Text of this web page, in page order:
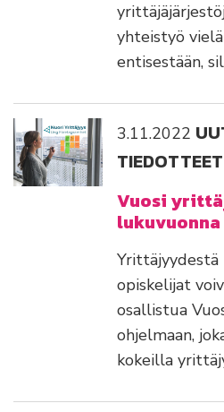
yhteistyö
entisestään,
3.11.2022
TIEDOTTEET
Vuosi
opiskelijat
osallistua
ohjelmaan,
kokeilla